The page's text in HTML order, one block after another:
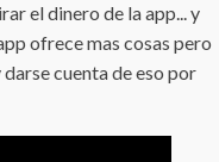
el dinero de la app... y
ofrece mas cosas pero
cuenta de eso por